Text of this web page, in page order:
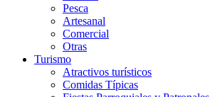
Pesca
Artesanal
Comercial
Otras
Turismo
Atractivos turísticos
Comidas Típicas